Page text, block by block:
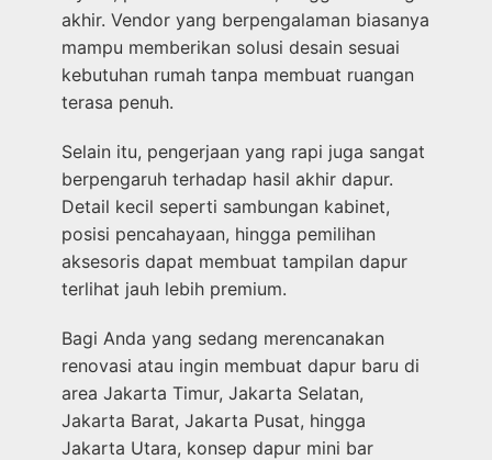
akhir. Vendor yang berpengalaman biasanya
mampu memberikan solusi desain sesuai
kebutuhan rumah tanpa membuat ruangan
terasa penuh.
Selain itu, pengerjaan yang rapi juga sangat
berpengaruh terhadap hasil akhir dapur.
Detail kecil seperti sambungan kabinet,
posisi pencahayaan, hingga pemilihan
aksesoris dapat membuat tampilan dapur
terlihat jauh lebih premium.
Bagi Anda yang sedang merencanakan
renovasi atau ingin membuat dapur baru di
area Jakarta Timur, Jakarta Selatan,
Jakarta Barat, Jakarta Pusat, hingga
Jakarta Utara, konsep dapur mini bar